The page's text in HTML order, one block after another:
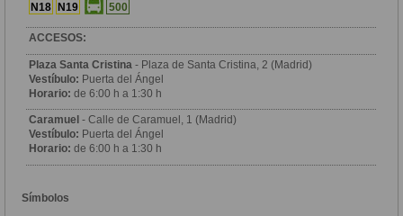
N18
N19 500
ACCESOS:
Plaza Santa Cristina - Plaza de Santa Cristina, 2 (Madrid)
Vestíbulo: Puerta del Ángel
Horario: de 6:00 h a 1:30 h
Caramuel - Calle de Caramuel, 1 (Madrid)
Vestíbulo: Puerta del Ángel
Horario: de 6:00 h a 1:30 h
Símbolos